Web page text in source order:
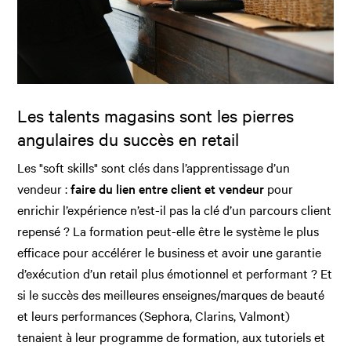
Les talents magasins sont les pierres
angulaires du succès en retail
Les "soft skills" sont clés dans l’apprentissage d’un
vendeur :faire du lien entre client et vendeur pour
enrichir l’expérience n’est-il pas la clé d’un parcours client
repensé ? La formation peut-elle être le système le plus
efficace pour accélérer le business et avoir une garantie
d’exécution d’un retail plus émotionnel et performant ? Et
si le succès des meilleures enseignes/marques de beauté
et leurs performances (Sephora, Clarins, Valmont)
tenaient à leur programme de formation, aux tutoriels et